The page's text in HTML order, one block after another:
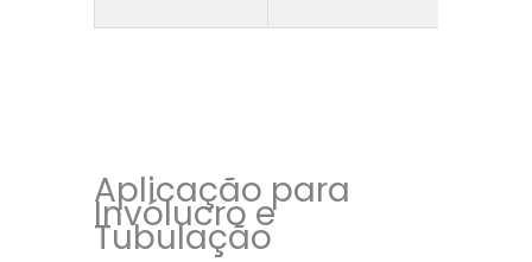
Aplicação para
Invólucro e
Tubulação